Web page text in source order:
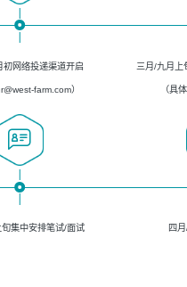
初网络投递渠道开启
farm.com）
三月/九月上
（具
旬集中安排笔试/面试 四